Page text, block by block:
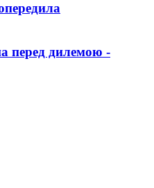
перед дилемою -